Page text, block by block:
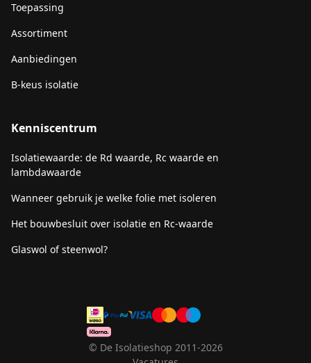
Toepassing
Assortiment
Aanbiedingen
B-keus isolatie
Kenniscentrum
Isolatiewaarde: de Rd waarde, Rc waarde en
lambdawaarde
Wanneer gebruik je welke folie met isoleren
Het bouwbesluit over isolatie en Rc-waarde
Glaswol of steenwol?
© De Isolatieshop 2011-2026